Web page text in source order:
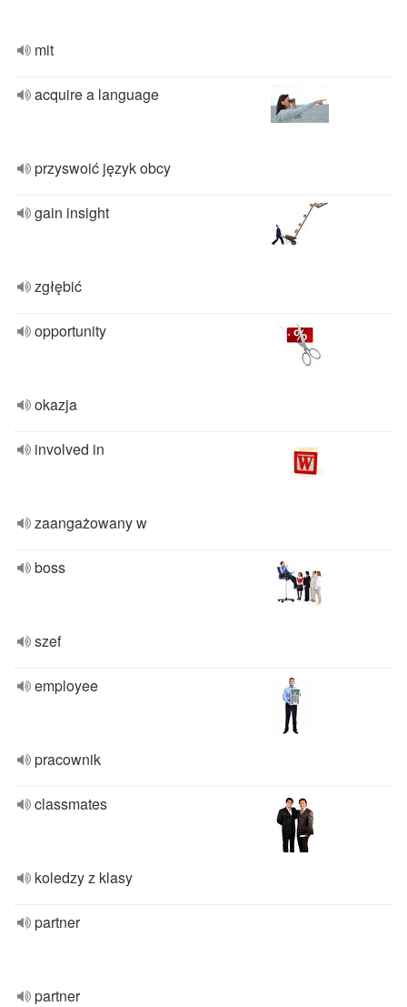
mit
acquire a language
przyswoić język obcy
gain insight
zgłębić
opportunity
okazja
involved in
zaangażowany w
boss
szef
employee
pracownik
classmates
koledzy z klasy
partner
partner